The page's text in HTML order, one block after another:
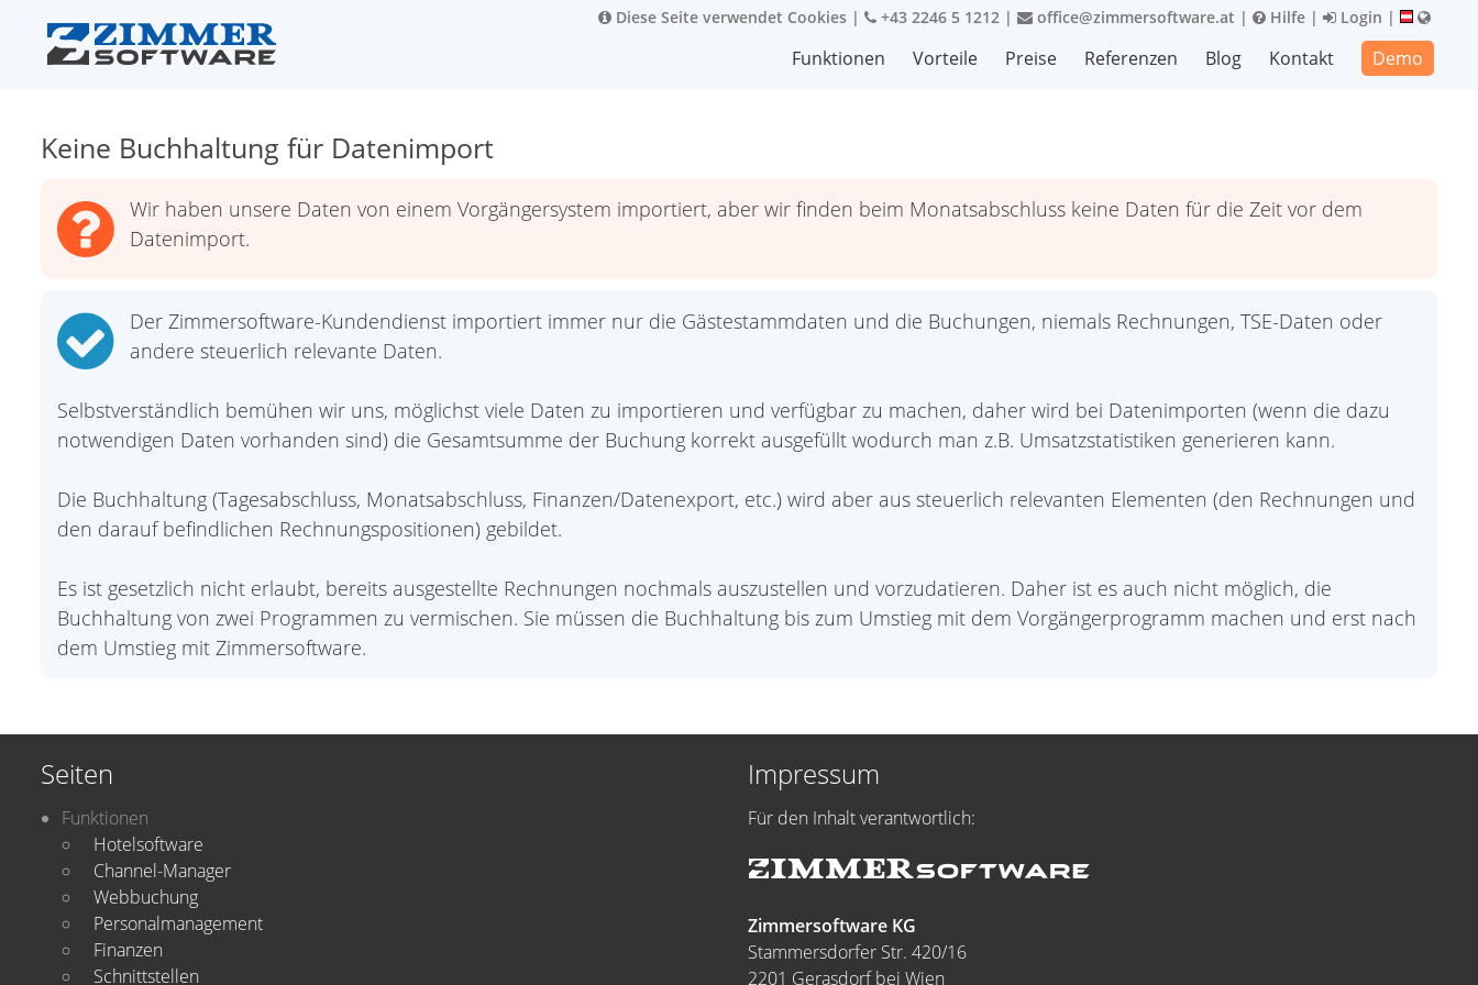
Diese Seite verwendet Cookies | +43 2246 5 1212 | office@zimmersoftware.at | Hilfe | Login |
Funktionen Vorteile Preise Referenzen Blog Kontakt Demo
Keine Buchhaltung für Datenimport
Wir haben unsere Daten von einem Vorgängersystem importiert, aber wir finden beim Monatsabschluss keine Daten für die Zeit vor dem
Datenimport.
Der Zimmersoftware-Kundendienst importiert immer nur die Gästestammdaten und die Buchungen, niemals Rechnungen, TSE-Daten oder
andere steuerlich relevante Daten.
Selbstverständlich bemühen wir uns, möglichst viele Daten zu importieren und verfügbar zu machen, daher wird bei Datenimporten (wenn die dazu
notwendigen Daten vorhanden sind) die Gesamtsumme der Buchung korrekt ausgefüllt wodurch man z.B. Umsatzstatistiken generieren kann.
Die Buchhaltung (Tagesabschluss, Monatsabschluss, Finanzen/Datenexport, etc.) wird aber aus steuerlich relevanten Elementen (den Rechnungen und
den darauf befindlichen Rechnungspositionen) gebildet.
Es ist gesetzlich nicht erlaubt, bereits ausgestellte Rechnungen nochmals auszustellen und vorzudatieren. Daher ist es auch nicht möglich, die
Buchhaltung von zwei Programmen zu vermischen. Sie müssen die Buchhaltung bis zum Umstieg mit dem Vorgängerprogramm machen und erst nach
dem Umstieg mit Zimmersoftware.
Seiten
Funktionen
Hotelsoftware
Channel-Manager
Webbuchung
Personalmanagement
Finanzen
Schnittstellen
Impressum
Für den Inhalt verantwortlich:
Zimmersoftware KG
Stammersdorfer Str. 420/16
2201 Gerasdorf bei Wien